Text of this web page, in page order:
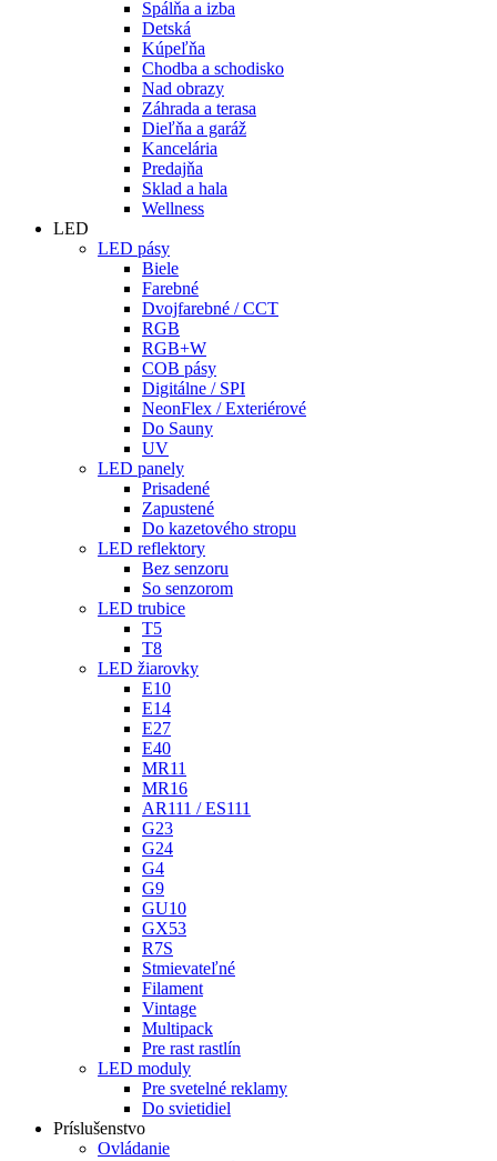
Spálňa a izba
Detská
Kúpeľňa
Chodba a schodisko
Nad obrazy
Záhrada a terasa
Dieľňa a garáž
Kancelária
Predajňa
Sklad a hala
Wellness
LED
LED pásy
Biele
Farebné
Dvojfarebné / CCT
RGB
RGB+W
COB pásy
Digitálne / SPI
NeonFlex / Exteriérové
Do Sauny
UV
LED panely
Prisadené
Zapustené
Do kazetového stropu
LED reflektory
Bez senzoru
So senzorom
LED trubice
T5
T8
LED žiarovky
E10
E14
E27
E40
MR11
MR16
AR111 / ES111
G23
G24
G4
G9
GU10
GX53
R7S
Stmievateľné
Filament
Vintage
Multipack
Pre rast rastlín
LED moduly
Pre svetelné reklamy
Do svietidiel
Príslušenstvo
Ovládanie